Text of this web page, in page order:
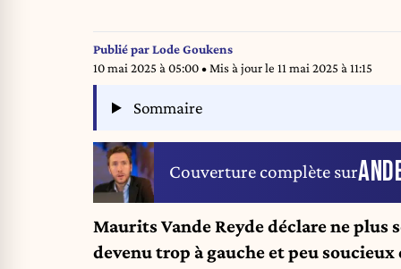
Publié parLode Goukens
10 mai 2025 à 05:00• Mis à jour le 11 mai 2025 à 11:15
Sommaire
Couverture complète sur
Maurits Vande Reyde déclare ne plus
devenu trop à gauche et peu